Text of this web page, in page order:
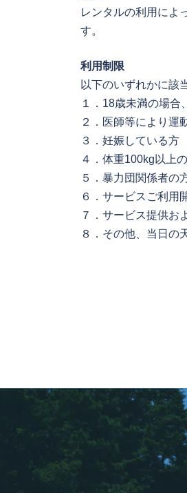
レンタルの利用によ
す。
利用制限
以下のいずれかに該
１．18歳未満の場合
２．医師等により運
３．妊娠している方
４．体重100kg以上
５．暴力団関係者の
６．サービスご利用
７．サービス提供お
８．その他、当日の